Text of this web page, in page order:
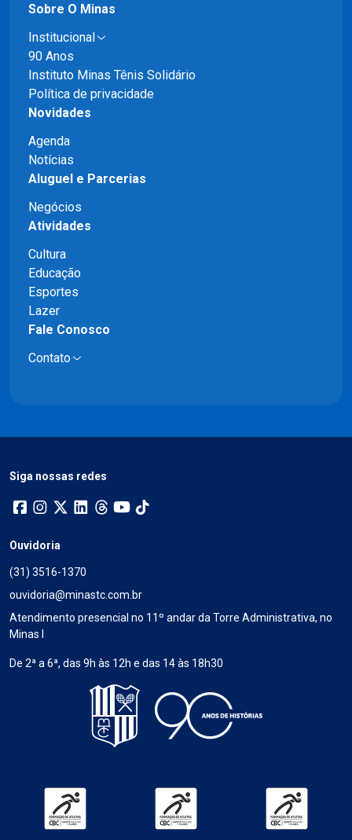
Sobre O Minas
Institucional
90 Anos
Instituto Minas Tênis Solidário
Política de privacidade
Novidades
Agenda
Notícias
Aluguel e Parcerias
Negócios
Atividades
Cultura
Educação
Esportes
Lazer
Fale Conosco
Contato
Siga nossas redes
Ouvidoria
(31) 3516-1370
ouvidoria@minastc.com.br
Atendimento presencial no 11º andar da Torre Administrativa, no
Minas I
De 2ª a 6ª, das 9h às 12h e das 14 às 18h30